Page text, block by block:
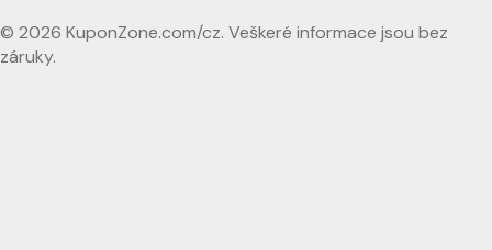
© 2026 KuponZone.com/cz. Veškeré informace jsou bez
záruky.